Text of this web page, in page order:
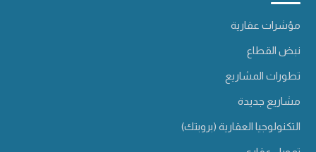
مؤشرات عقارية
نبض القطاع
تطورات المشاريع
مشاريع جديدة
التكنولوجيا العقارية (بروبتك)